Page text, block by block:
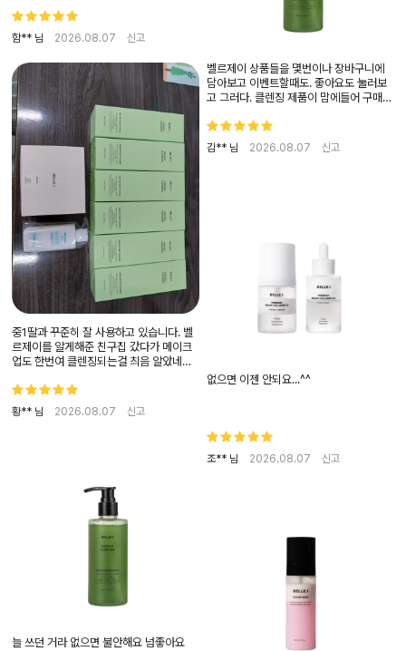
함** 님 2026.08.07 신고
벨르제이 상품들을 몇번이나 장바구니에
담아보고 이벤트할때도. 좋아요도 눌러보
고 그러다. 클렌징 제품이 맘에들어 구매했
화장도 잘 지워지네요~청구매인데 맘에 들
어요 다른제품들도 읻고 구매해도 되겠어
요}
김** 님 2026.08.07 신고
중1딸과 꾸준히 잘 사용하고 있습니다. 벨
르제이를 알게해준 친구집 갔다가 메이크
업도 한번여 클렌징되는걸 츼음 알았네요
링핬다가 씻으니 정말 메이크업이 다 지워
졌었어요 나름 빠르게 주문한건같은데 선
착순 500명 안에 못들었나봐요ㅜㅜ아쉽
황** 님 2026.08.07 신고
없으면 이젠 안되요...^^
조** 님 2026.08.07 신고
늘 쓰던 거라 없으면 불안해요 넘좋아요